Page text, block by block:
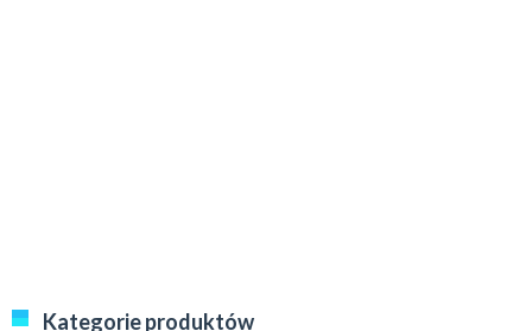
Kategorie produktów